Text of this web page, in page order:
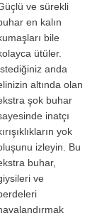
ve sürekli
en kalın
bile
ütüler.
anda
altında olan
şok buhar
inatçı
yok
izleyin. Bu
buhar,
ve